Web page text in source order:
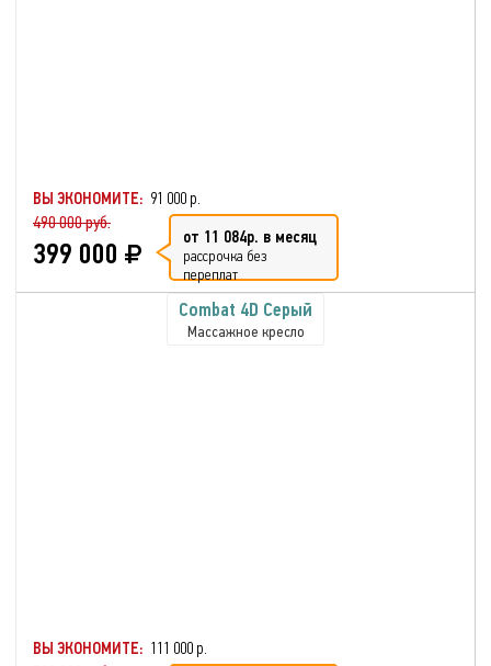
ВЫ ЭКОНОМИТЕ: 91 000 р.
490 000 руб.
399 000 от 11 084р. в месяц
рассрочка без
переплат
Combat 4D Серый
Массажное кресло
ВЫ ЭКОНОМИТЕ: 111 000 р.